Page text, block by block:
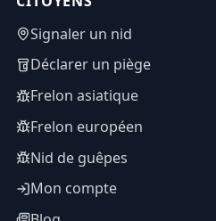
Signaler un nid
Déclarer un piège
Frelon asiatique
Frelon européen
Nid de guêpes
Mon compte